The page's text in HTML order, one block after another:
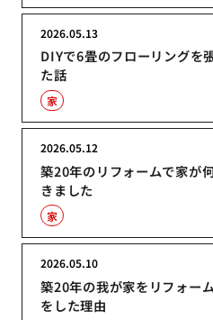
DIYで6畳のフローリングを
た話
2026.05.13
家
築20年のリフォームで家が
きました
2026.05.12
家
築20年の我が家をリフォー
をした理由
2026.05.10